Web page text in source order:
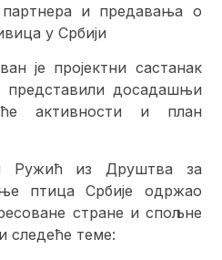
партнера и предавања о
у Србији
је пројектни састанак
досадашњи
активности и план
Ружић из Друштва за
птица Србије одржао
стране и спољне
следеће теме: